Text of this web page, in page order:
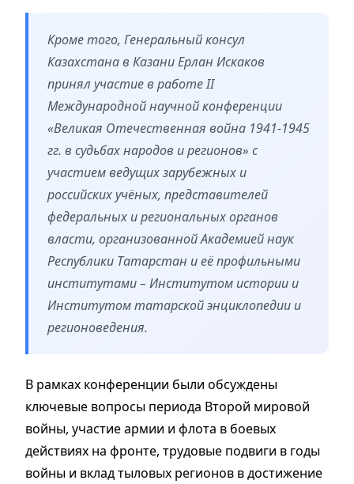
Кроме того, Генеральный консул
Казахстана в Казани Ерлан Искаков
принял участие в работе II
Международной научной конференции
«Великая Отечественная война 1941-1945
гг. в судьбах народов и регионов» с
участием ведущих зарубежных и
российских учёных, представителей
федеральных и региональных органов
власти, организованной Академией наук
Республики Татарстан и её профильными
институтами – Институтом истории и
Институтом татарской энциклопедии и
регионоведения.
В рамках конференции были обсуждены
ключевые вопросы периода Второй мировой
войны, участие армии и флота в боевых
действиях на фронте, трудовые подвиги в годы
войны и вклад тыловых регионов в достижение